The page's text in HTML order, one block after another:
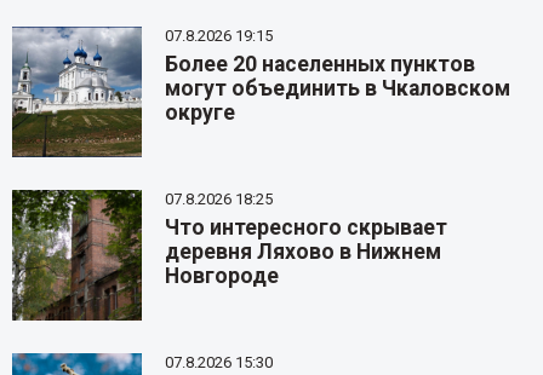
07.8.2026 19:15
Более 20 населенных пунктов
могут объединить в Чкаловском
округе
07.8.2026 18:25
Что интересного скрывает
деревня Ляхово в Нижнем
Новгороде
07.8.2026 15:30